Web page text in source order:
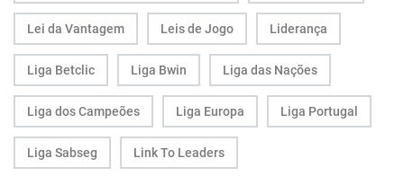
Lei da Vantagem Leis de Jogo Liderança
Liga Betclic Liga Bwin Liga das Nações
Liga dos Campeões Liga Europa Liga Portugal
Liga Sabseg Link To Leaders